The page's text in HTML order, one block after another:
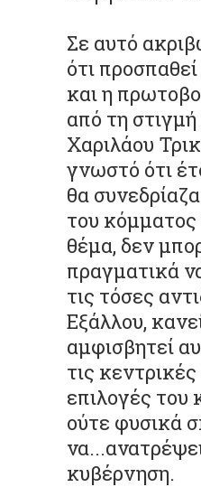
Σε αυτό
ότι
και η
από τη
Χαριλάου
γνωστό ότι
θα
του κόμματος
θέμα, δεν
πραγματικά
τις τόσες
Εξάλλου,
αμφισβητεί
τις
επιλογές του
ούτε φυσικά
κυβέρνηση.